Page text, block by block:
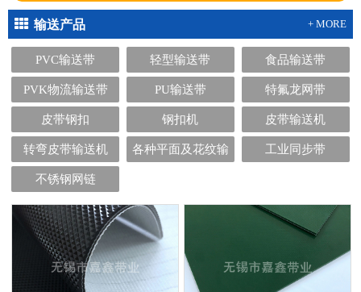
输送产品 + MORE
PVC输送带 轻型输送带 食品输送带
PVK物流输送带 PU输送带 特氟龙网带
皮带钢扣 钢扣机 皮带输送机
转弯皮带输送机
各种平面及花纹输
工业同步带
不锈钢网链